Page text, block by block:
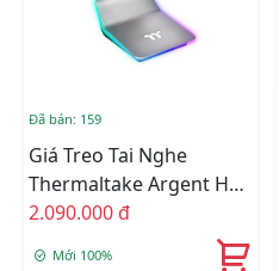
Đã bán: 159
Giá Treo Tai Nghe
Thermaltake Argent HS1
Gaming Headset Stand
2.090.000 đ
Mới 100%